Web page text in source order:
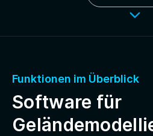
Funktionen im Überblick
Software für